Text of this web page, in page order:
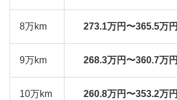
8万km 273.1万円〜365.5万円
9万km 268.3万円〜360.7万円
10万km 260.8万円〜353.2万円